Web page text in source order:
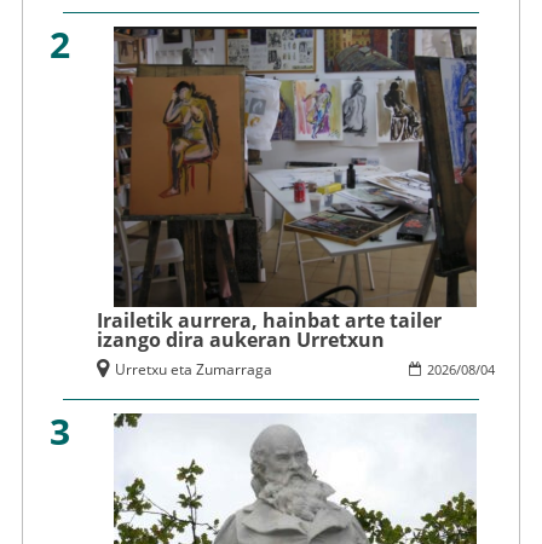
2
Irailetik aurrera, hainbat arte tailer
izango dira aukeran Urretxun
2026/08/04
Urretxu eta Zumarraga
3